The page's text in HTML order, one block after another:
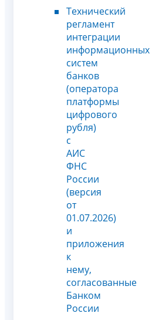
Технический
регламент
интеграции
информационных
систем
банков
(оператора
платформы
цифрового
рубля)
с
АИС
ФНС
России
(версия
от
01.07.2026)
и
приложения
к
нему,
согласованные
Банком
России